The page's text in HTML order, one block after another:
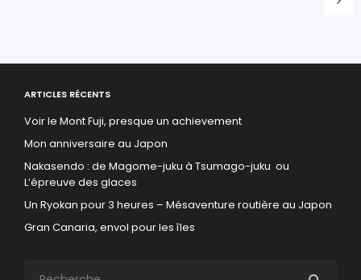
ARTICLES RÉCENTS
Voir le Mont Fuji, presque un achievement
Mon anniversaire au Japon
Nakasendo : de Magome-juku à Tsumago-juku ou
L’épreuve des glaces
Un Ryokan pour 3 heures – Mésaventure routière au Japon
Gran Canaria, envol pour les îles